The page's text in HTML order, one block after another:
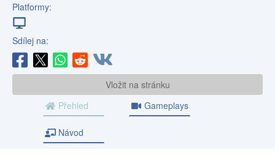
Platformy:
Sdílej na:
Vložit na stránku
Přehled
Gameplays
Návod